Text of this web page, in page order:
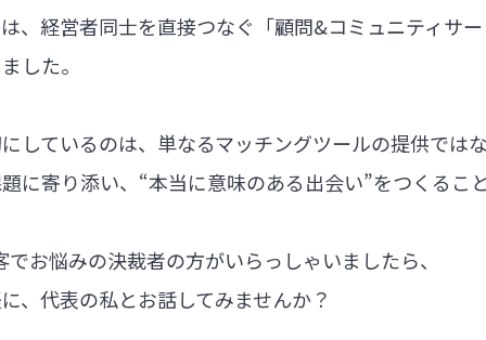
、経営者同士を直接つなぐ「顧問&コミュニティサ
した。
しているのは、単なるマッチングツールの提供では
に寄り添い、“本当に意味のある出会い”をつくるこ
お悩みの決裁者の方がいらっしゃいましたら、
、代表の私とお話してみませんか？